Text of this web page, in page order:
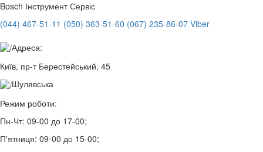
Bosch Інструмент Сервіс
(044) 467-51-11 (050) 363-51-60 (067) 235-86-07 Viber
Адреса:
Київ, пр-т Берестейський, 45
Шулявська
Режим роботи:
Пн-Чт: 09-00 до 17-00;
П'ятниця: 09-00 до 15-00;